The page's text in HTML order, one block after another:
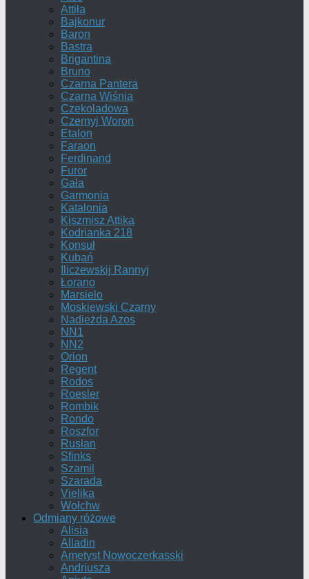
Attiła
Bajkonur
Baron
Bastra
Brigantina
Bruno
Czarna Pantera
Czarna Wiśnia
Czekoladowa
Czernyj Woron
Etalon
Faraon
Ferdinand
Furor
Gała
Garmonia
Katalonia
Kiszmisz Attika
Kodrianka 218
Konsuł
Kubań
Iliczewskij Rannyj
Łorano
Marsielo
Moskiewski Czarny
Nadieżda Azos
NN1
NN2
Orion
Regent
Rodos
Roesler
Rombik
Rondo
Roszfor
Rusłan
Sfinks
Szamil
Szarada
Vielika
Wołchw
Odmiany różowe
Alisia
Alladin
Ametyst Nowoczerkasski
Andriusza